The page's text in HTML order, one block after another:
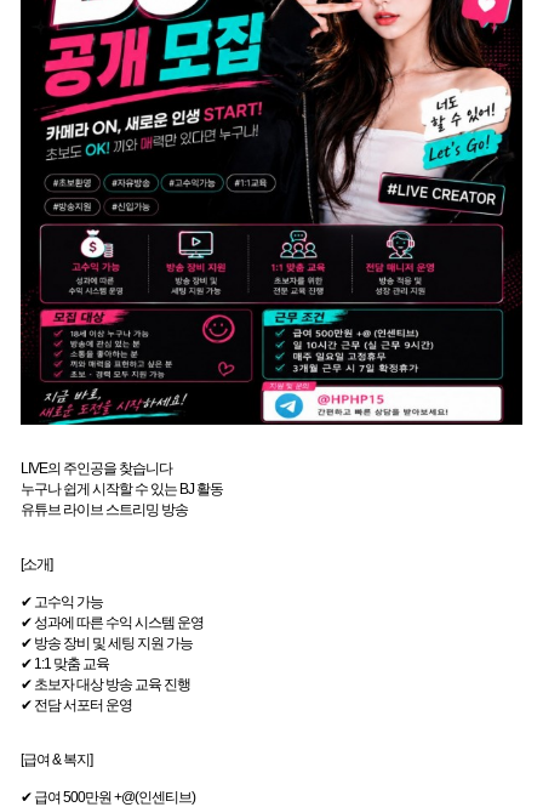
LIVE의 주인공을 찾습니다
누구나 쉽게 시작할 수 있는 BJ 활동
유튜브 라이브 스트리밍 방송
[소개]
✔ 고수익 가능
✔ 성과에 따른 수익 시스템 운영
✔ 방송 장비 및 세팅 지원 가능
✔ 1:1 맞춤 교육
✔ 초보자 대상 방송 교육 진행
✔ 전담 서포터 운영
[급여 & 복지]
✔ 급여 500만원 +@(인센티브)